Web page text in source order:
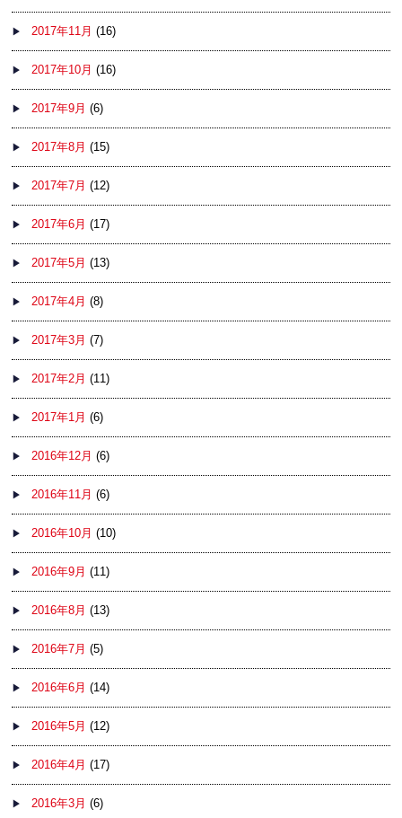
2017年11月 (16)
2017年10月 (16)
2017年9月 (6)
2017年8月 (15)
2017年7月 (12)
2017年6月 (17)
2017年5月 (13)
2017年4月 (8)
2017年3月 (7)
2017年2月 (11)
2017年1月 (6)
2016年12月 (6)
2016年11月 (6)
2016年10月 (10)
2016年9月 (11)
2016年8月 (13)
2016年7月 (5)
2016年6月 (14)
2016年5月 (12)
2016年4月 (17)
2016年3月 (6)